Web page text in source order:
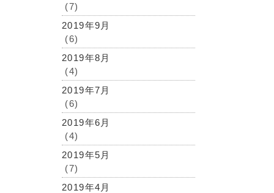
(7)
2019年9月
(6)
2019年8月
(4)
2019年7月
(6)
2019年6月
(4)
2019年5月
(7)
2019年4月